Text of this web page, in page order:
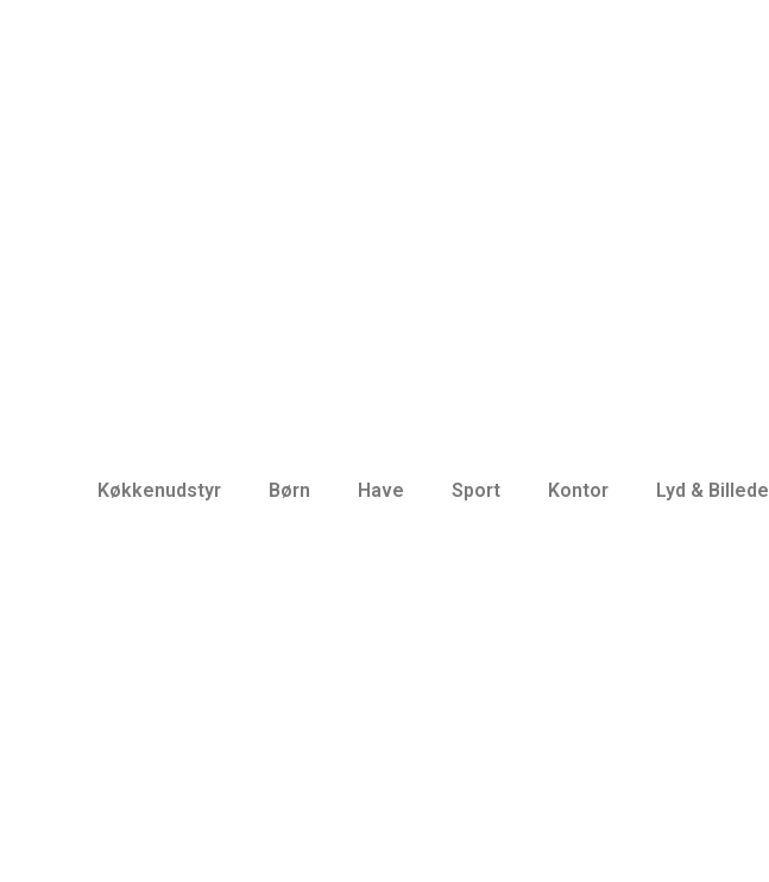
Køkkenudstyr Børn Have Sport Kontor Lyd & Billede